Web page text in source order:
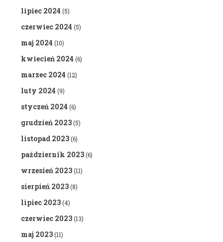
lipiec 2024 (5)
czerwiec 2024 (5)
maj 2024 (10)
kwiecień 2024 (6)
marzec 2024 (12)
luty 2024 (9)
styczeń 2024 (6)
grudzień 2023(5)
listopad 2023(6)
październik 2023(6)
wrzesień 2023(11)
sierpień 2023(8)
lipiec 2023(4)
czerwiec 2023(13)
maj 2023(11)